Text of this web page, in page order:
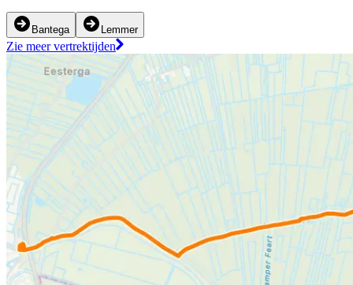
Bantega Lemmer
Zie meer vertrektijden